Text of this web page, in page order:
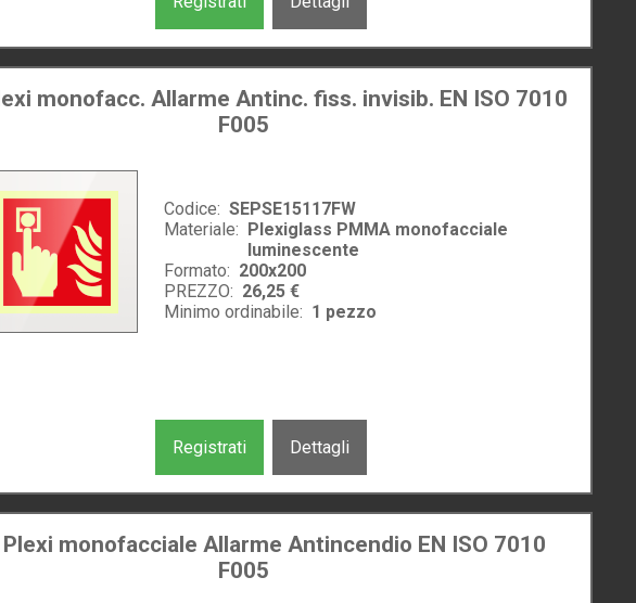
monofacc. Allarme Antinc. fiss. invisib. EN ISO 7010
F005
Codice: SEPSE15117FW
Materiale: Plexiglass PMMA monofacciale
luminescente
Formato: 200x200
PREZZO: 26,25 €
Minimo ordinabile: 1 pezzo
Registrati Dettagli
Plexi monofacciale Allarme Antincendio EN ISO 7010
F005